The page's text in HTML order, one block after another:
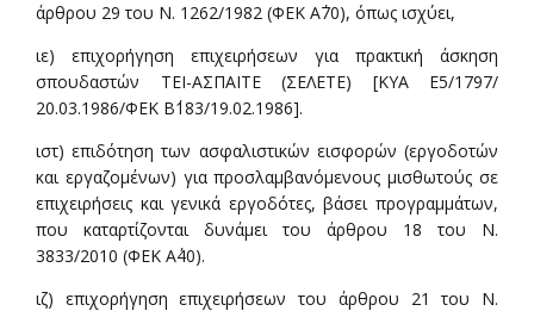
άρθρου 29 του Ν. 1262/1982 (ΦΕΚ Α΄70), όπως ισχύει,
ιε) επιχορήγηση επιχειρήσεων για πρακτική άσκηση
σπουδαστών ΤΕΙ-ΑΣΠΑΙΤΕ (ΣΕΛΕΤΕ) [ΚΥΑ Ε5/1797/
20.03.1986/ΦΕΚ Β΄183/19.02.1986].
ιστ) επιδότηση των ασφαλιστικών εισφορών (εργοδοτών
και εργαζομένων) για προσλαμβανόμενους μισθωτούς σε
επιχειρήσεις και γενικά εργοδότες, βάσει προγραμμάτων,
που καταρτίζονται δυνάμει του άρθρου 18 του Ν.
3833/2010 (ΦΕΚ Α΄40).
ιζ) επιχορήγηση επιχειρήσεων του άρθρου 21 του Ν.